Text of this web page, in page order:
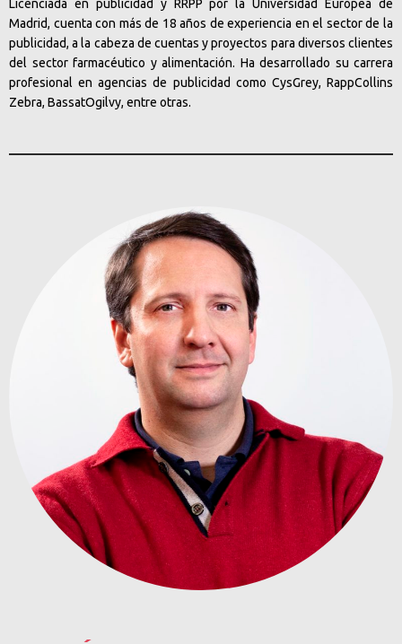
Licenciada en publicidad y RRPP por la Universidad Europea de
Madrid, cuenta con más de 18 años de experiencia en el sector de la
publicidad, a la cabeza de cuentas y proyectos para diversos clientes
del sector farmacéutico y alimentación. Ha desarrollado su carrera
profesional en agencias de publicidad como CysGrey, RappCollins
Zebra, BassatOgilvy, entre otras.